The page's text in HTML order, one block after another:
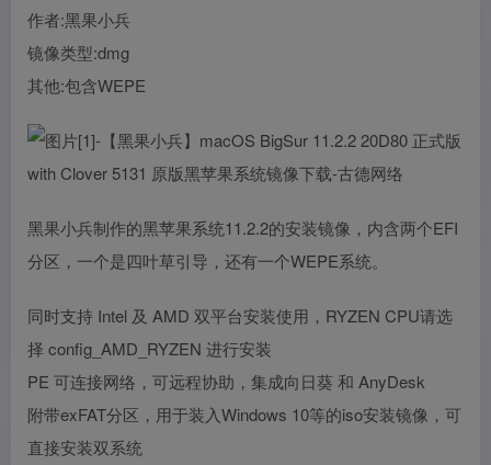
作者:黑果小兵
镜像类型:dmg
其他:包含WEPE
黑果小兵制作的黑苹果系统11.2.2的安装镜像，内含两个EFI
分区，一个是四叶草引导，还有一个WEPE系统。
同时支持 Intel 及 AMD 双平台安装使用，RYZEN CPU请选
择 config_AMD_RYZEN 进行安装
PE 可连接网络，可远程协助，集成向日葵 和 AnyDesk
附带exFAT分区，用于装入Windows 10等的iso安装镜像，可
直接安装双系统